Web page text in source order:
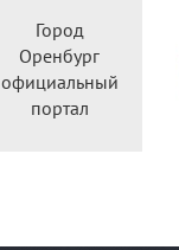
Город
Оренбург
официальный
портал